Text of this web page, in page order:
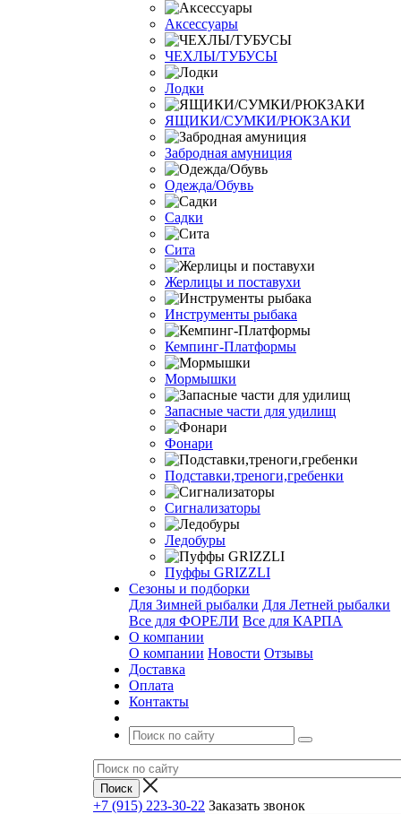
Аксессуары
ЧЕХЛЫ/ТУБУСЫ
Лодки
ЯЩИКИ/СУМКИ/РЮКЗАКИ
Забродная амуниция
Одежда/Обувь
Садки
Сита
Жерлицы и поставухи
Инструменты рыбака
Кемпинг-Платформы
Мормышки
Запасные части для удилищ
Фонари
Подставки,треноги,гребенки
Сигнализаторы
Ледобуры
Пуффы GRIZZLI
Сезоны и подборки
Для Зимней рыбалки Для Летней рыбалки
Все для ФОРЕЛИ Все для КАРПА
О компании
О компании Новости Отзывы
Доставка
Оплата
Контакты
+7 (915) 223-30-22 Заказать звонок